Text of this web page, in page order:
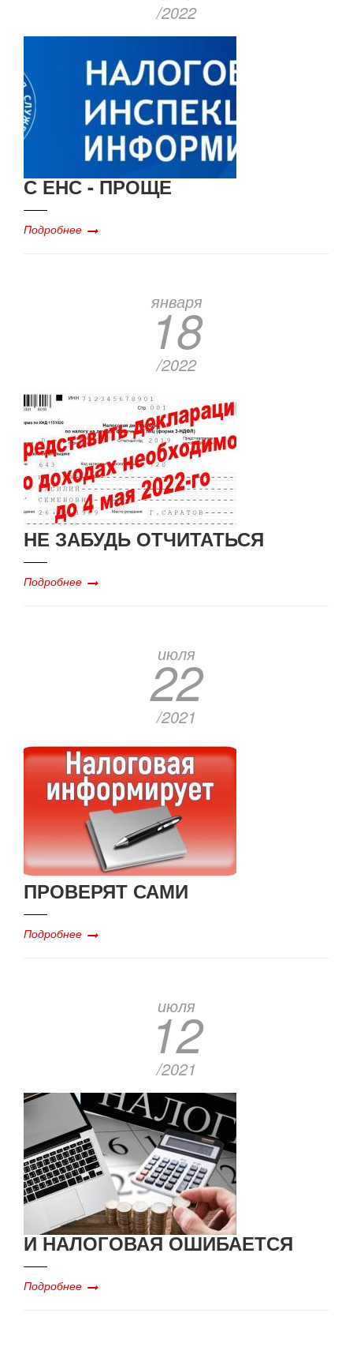
/2022
С ЕНС - ПРОЩЕ
Подробнее
января
18
/2022
НЕ ЗАБУДЬ ОТЧИТАТЬСЯ
Подробнее
июля
22
/2021
ПРОВЕРЯТ САМИ
Подробнее
июля
12
/2021
И НАЛОГОВАЯ ОШИБАЕТСЯ
Подробнее